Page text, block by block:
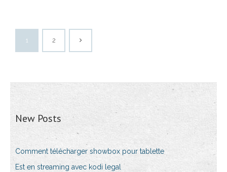
1 2
New Posts
Comment télécharger showbox pour tablette
Est en streaming avec kodi legal